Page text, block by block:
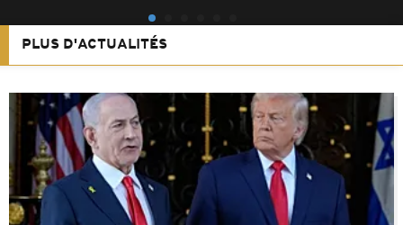
PLUS D'ACTUALITÉS